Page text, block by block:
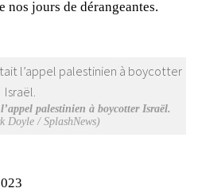
jours de dérangeantes.
palestinien à boycotter Israël.
Doyle / SplashNews)